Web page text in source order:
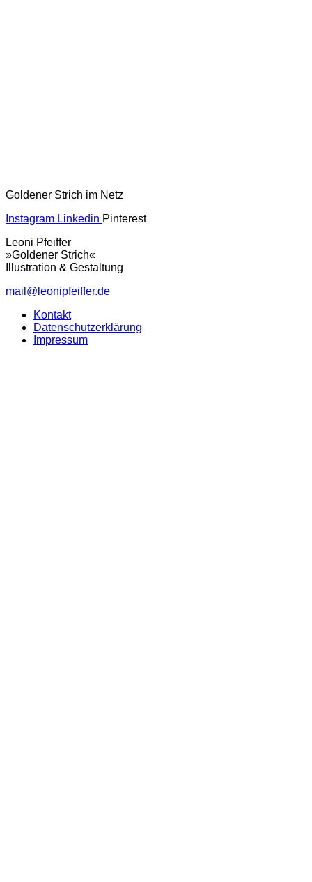
Goldener Strich im Netz
Instagram Linkedin Pinterest
Leoni Pfeiffer
»Goldener Strich«
Illustration & Gestaltung
mail@leonipfeiffer.de
Kontakt
Datenschutzerklärung
Impressum